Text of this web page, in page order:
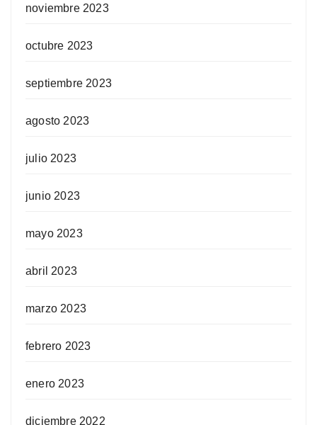
noviembre 2023
octubre 2023
septiembre 2023
agosto 2023
julio 2023
junio 2023
mayo 2023
abril 2023
marzo 2023
febrero 2023
enero 2023
diciembre 2022